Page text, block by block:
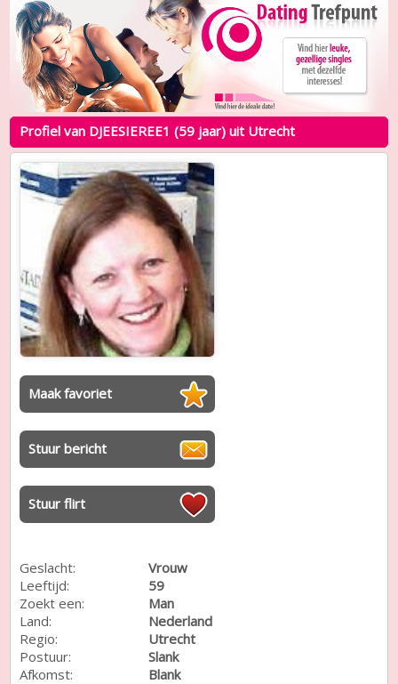
Profiel van DJEESIEREE1 (59 jaar) uit Utrecht
Maak favoriet
Stuur bericht
Stuur flirt
Geslacht:
Vrouw
Leeftijd:
59
Zoekt een:
Man
Land:
Nederland
Regio:
Utrecht
Postuur:
Slank
Afkomst:
Blank